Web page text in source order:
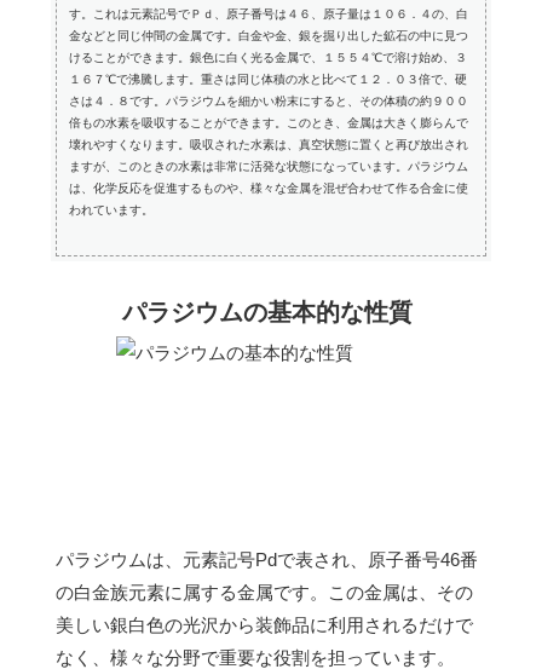
す。これは元素記号でＰｄ、原子番号は４６、原子量は１０６．４の、白
金などと同じ仲間の金属です。白金や金、銀を掘り出した鉱石の中に見つ
けることができます。銀色に白く光る金属で、１５５４℃で溶け始め、３
１６７℃で沸騰します。重さは同じ体積の水と比べて１２．０３倍で、硬
さは４．８です。パラジウムを細かい粉末にすると、その体積の約９００
倍もの水素を吸収することができます。このとき、金属は大きく膨らんで
壊れやすくなります。吸収された水素は、真空状態に置くと再び放出され
ますが、このときの水素は非常に活発な状態になっています。パラジウム
は、化学反応を促進するものや、様々な金属を混ぜ合わせて作る合金に使
われています。
パラジウムの基本的な性質
パラジウムは、元素記号Pdで表され、原子番号46番
の白金族元素に属する金属です。この金属は、その
美しい銀白色の光沢から装飾品に利用されるだけで
なく、様々な分野で重要な役割を担っています。